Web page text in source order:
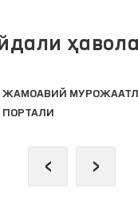
ЖАМОАВИЙ
ПОРТАЛИ
‹ ›